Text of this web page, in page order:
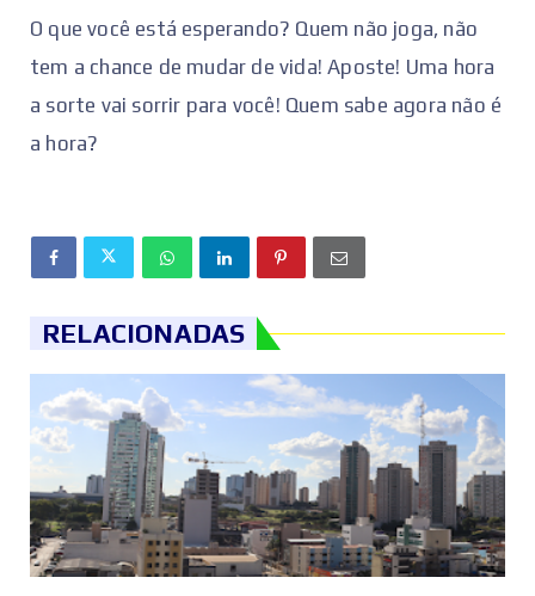
O que você está esperando? Quem não joga, não
tem a chance de mudar de vida! Aposte! Uma hora
a sorte vai sorrir para você! Quem sabe agora não é
a hora?
RELACIONADAS